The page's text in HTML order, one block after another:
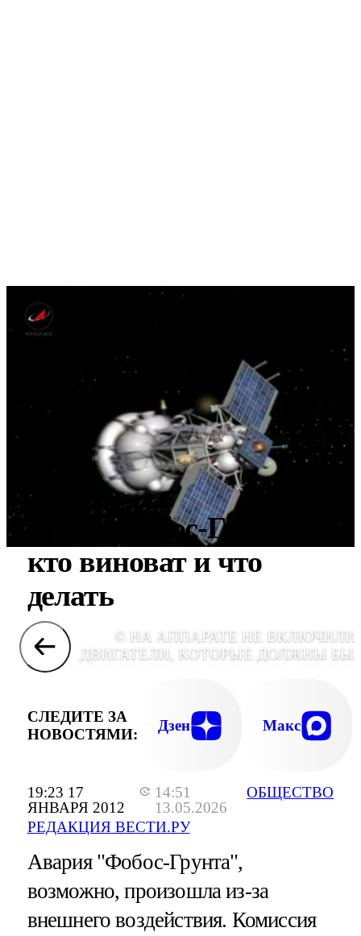
19:23 17
ЯНВАРЯ 2012
14:51
13.05.2026
РЕДАКЦИЯ ВЕСТИ.РУ
ОБЩЕСТВО
Крах "Фобос-Грунта":
кто виноват и что
делать
© НА АППАРАТЕ НЕ
ДВИГАТЕЛИ, КОТОРЫЕ ДОЛЖНЫ
СТАРТОВАТЬ К МАРСУ. НЕСКОЛЬКО
СПЕЦИАЛИСТЫ РОСКОСМОСА
ОЖИВИТЬ ЗОНД. НО ВСЕ
СЛЕДИТЕ ЗА
НОВОСТЯМИ:
Дзен Макс
Авария "Фобос-Грунта",
возможно, произошла из-за
внешнего воздействия. Комиссия